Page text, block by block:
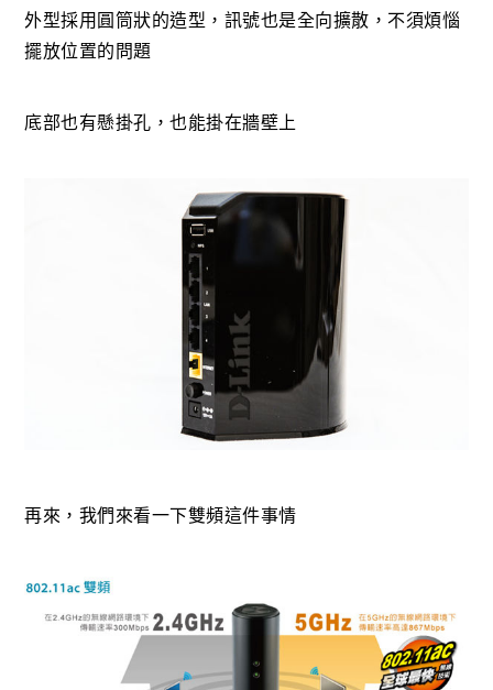
外型採用圓筒狀的造型，訊號也是全向擴散，不須煩惱
擺放位置的問題
底部也有懸掛孔，也能掛在牆壁上
再來，我們來看一下雙頻這件事情